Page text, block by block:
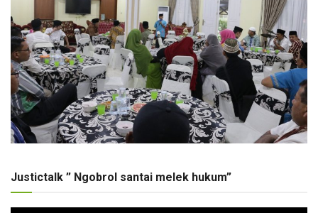
Justictalk ” Ngobrol santai melek hukum”